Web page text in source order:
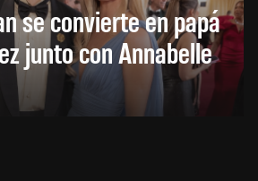
se convierte en papá
junto con Annabelle